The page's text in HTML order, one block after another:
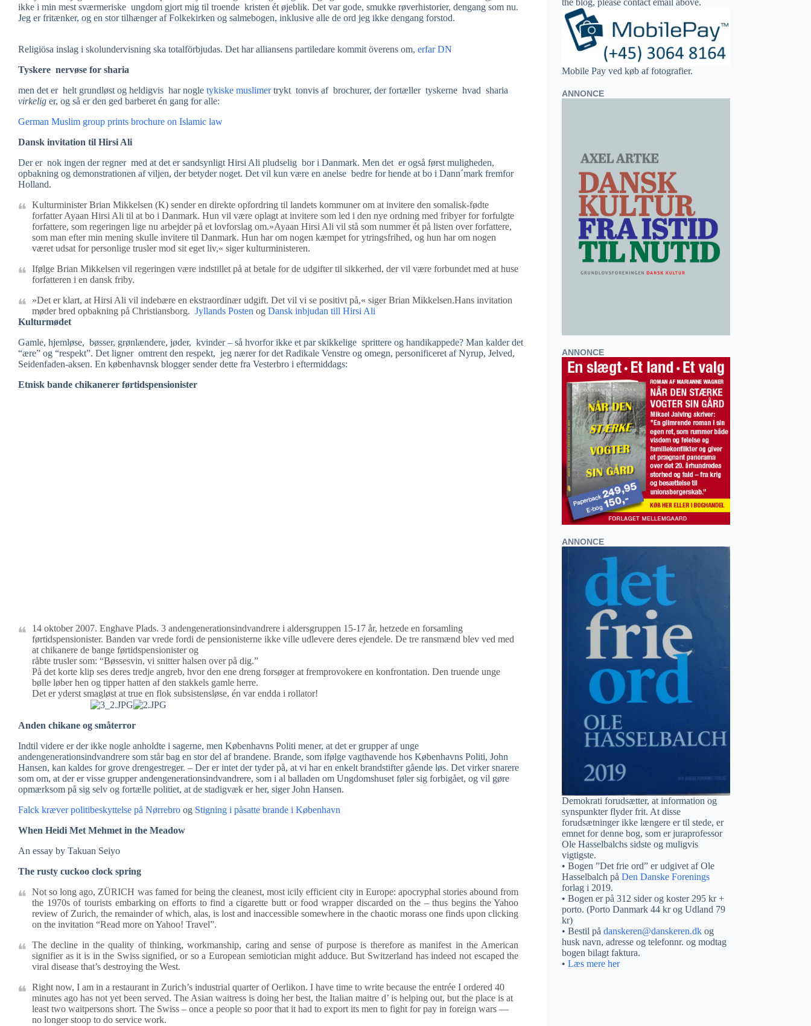
ikke i min mest sværmeriske ungdom gjort mig til troende kristen ét øjeblik. Det var gode, smukke røverhistorier, dengang som nu.
Jeg er fritænker, og en stor tilhænger af Folkekirken og salmebogen, inklusive alle de ord jeg ikke dengang forstod.
Religiösa inslag i skolundervisning ska totalförbjudas. Det har alliansens partiledare kommit överens om, erfar DN
Tyskere nervøse for sharia
men det er helt grundløst og heldigvis har nogle tykiske muslimertrykt tonvis af brochurer, der fortæller tyskerne hvad sharia
virkelig er, og så er den ged barberet én gang for alle:
German Muslim group prints brochure on Islamic law
Dansk invitation til Hirsi Ali
Der er nok ingen der regner med at det er sandsynligt Hirsi Ali pludselig bor i Danmark. Men det er også først muligheden,
opbakning og demonstrationen af viljen, der betyder noget. Det vil kun være en anelse bedre for hende at bo i Dann´mark fremfor
Holland.
Kulturminister Brian Mikkelsen (K) sender en direkte opfordring til landets kommuner om at invitere den somalisk-fødte
forfatter Ayaan Hirsi Ali til at bo i Danmark. Hun vil være oplagt at invitere som led i den nye ordning med fribyer for forfulgte
forfattere, som regeringen lige nu arbejder på et lovforslag om.»Ayaan Hirsi Ali vil stå som nummer ét på listen over forfattere,
som man efter min mening skulle invitere til Danmark. Hun har om nogen kæmpet for ytringsfrihed, og hun har om nogen
været udsat for personlige trusler mod sit eget liv,« siger kulturministeren.
Ifølge Brian Mikkelsen vil regeringen være indstillet på at betale for de udgifter til sikkerhed, der vil være forbundet med at huse
forfatteren i en dansk friby.
»Det er klart, at Hirsi Ali vil indebære en ekstraordinær udgift. Det vil vi se positivt på,« siger Brian Mikkelsen.Hans invitation
møder bred opbakning på Christiansborg. Jyllands Posten og Dansk inbjudan till Hirsi Ali
Kulturmødet
Gamle, hjemløse, bøsser, grønlændere, jøder, kvinder – så hvorfor ikke et par skikkelige sprittere og handikappede? Man kalder det
“ære” og “respekt”. Det ligner omtrent den respekt, jeg nærer for det Radikale Venstre og omegn, personificeret af Nyrup, Jelved,
Seidenfaden-aksen. En københavnsk blogger sender dette fra Vesterbro i eftermiddags:
Etnisk bande chikanerer førtidspensionister
14 oktober 2007. Enghave Plads. 3 andengenerationsindvandrere i aldersgruppen 15-17 år, hetzede en forsamling
førtidspensionister. Banden var vrede fordi de pensionisterne ikke ville udlevere deres ejendele. De tre ransmænd blev ved med
at chikanere de bange førtidspensionister og
råbte trusler som: “Bøssesvin, vi snitter halsen over på dig.”
På det korte klip ses deres tredje angreb, hvor den ene dreng forsøger at fremprovokere en konfrontation. Den truende unge
bølle løber hen og tipper hatten af den stakkels gamle herre.
Det er yderst smagløst at true en flok subsistensløse, én var endda i rollator!
Anden chikane og småterror
Indtil videre er der ikke nogle anholdte i sagerne, men Københavns Politi mener, at det er grupper af unge
andengenerationsindvandrere som står bag en stor del af brandene. Brande, som ifølge vagthavende hos Københavns Politi, John
Hansen, kan kaldes for grove drengestreger. – Der er intet der tyder på, at vi har en enkelt brandstifter gående løs. Det virker snarere
som om, at der er visse grupper andengenerationsindvandrere, som i al balladen om Ungdomshuset føler sig forbigået, og vil gøre
opmærksom på sig selv og fortælle politiet, at de stadigvæk er her, siger John Hansen.
Falck kræver politibeskyttelse på Nørrebro og Stigning i påsatte brande i København
When Heidi Met Mehmet in the Meadow
An essay by Takuan Seiyo
The rusty cuckoo clock spring
Not so long ago, ZÜRICH was famed for being the cleanest, most icily efficient city in Europe: apocryphal stories abound from
the 1970s of tourists embarking on efforts to find a cigarette butt or food wrapper discarded on the – thus begins the Yahoo
review of Zurich, the remainder of which, alas, is lost and inaccessible somewhere in the chaotic morass one finds upon clicking
on the invitation “Read more on Yahoo! Travel”.
The decline in the quality of thinking, workmanship, caring and sense of purpose is therefore as manifest in the American
signifier as it is in the Swiss signified, or so a European semiotician might adduce. But Switzerland has indeed not escaped the
viral disease that’s destroying the West.
Right now, I am in a restaurant in Zurich’s industrial quarter of Oerlikon. I have time to write because the entrée I ordered 40
minutes ago has not yet been served. The Asian waitress is doing her best, the Italian maitre d’ is helping out, but the place is at
least two waitpersons short. The Swiss – once a people so poor that it had to export its men to fight for pay in foreign wars —
no longer stoop to do service work.
the blog, please contact email above.
Mobile Pay ved køb af fotografier.
ANNONCE
ANNONCE
ANNONCE
Demokrati forudsætter, at information og
synspunkter flyder frit. At disse
forudsætninger ikke længere er til stede, er
emnet for denne bog, som er juraprofessor
Ole Hasselbalchs sidste og muligvis
vigtigste.
• Bogen ”Det frie ord” er udgivet af Ole
Hasselbalch påDen Danske Forenings
forlag i 2019.
• Bogen er på 312 sider og koster 295 kr +
porto. (Porto Danmark 44 kr og Udland 79
kr)
• Bestil pådanskeren@danskeren.dk og
husk navn, adresse og telefonnr. og modtag
bogen bilagt faktura.
•Læs mere her